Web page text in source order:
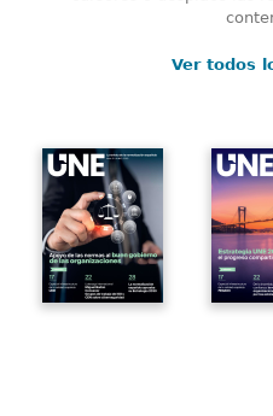
Ver todos